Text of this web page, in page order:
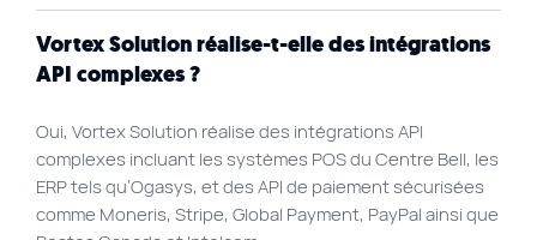
Vortex Solution réalise-t-elle des intégrations
API complexes ?
Oui, Vortex Solution réalise des intégrations API
complexes incluant les systèmes POS du Centre Bell, les
ERP tels qu’Ogasys, et des API de paiement sécurisées
comme Moneris, Stripe, Global Payment, PayPal ainsi que